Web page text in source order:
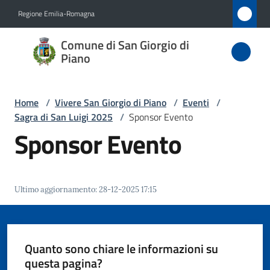
Regione Emilia-Romagna
Comune di San Giorgio di
Piano
Comune
di San
di Piano
Amministrazione
Vivere
San
Home / Vivere San Giorgio di Piano / Eventi /
Sagra di San Luigi 2025 / Sponsor Evento
Sponsor Evento
Ultimo aggiornamento:28-12-2025 17:15
Quanto sono chiare le informazioni su
questa pagina?